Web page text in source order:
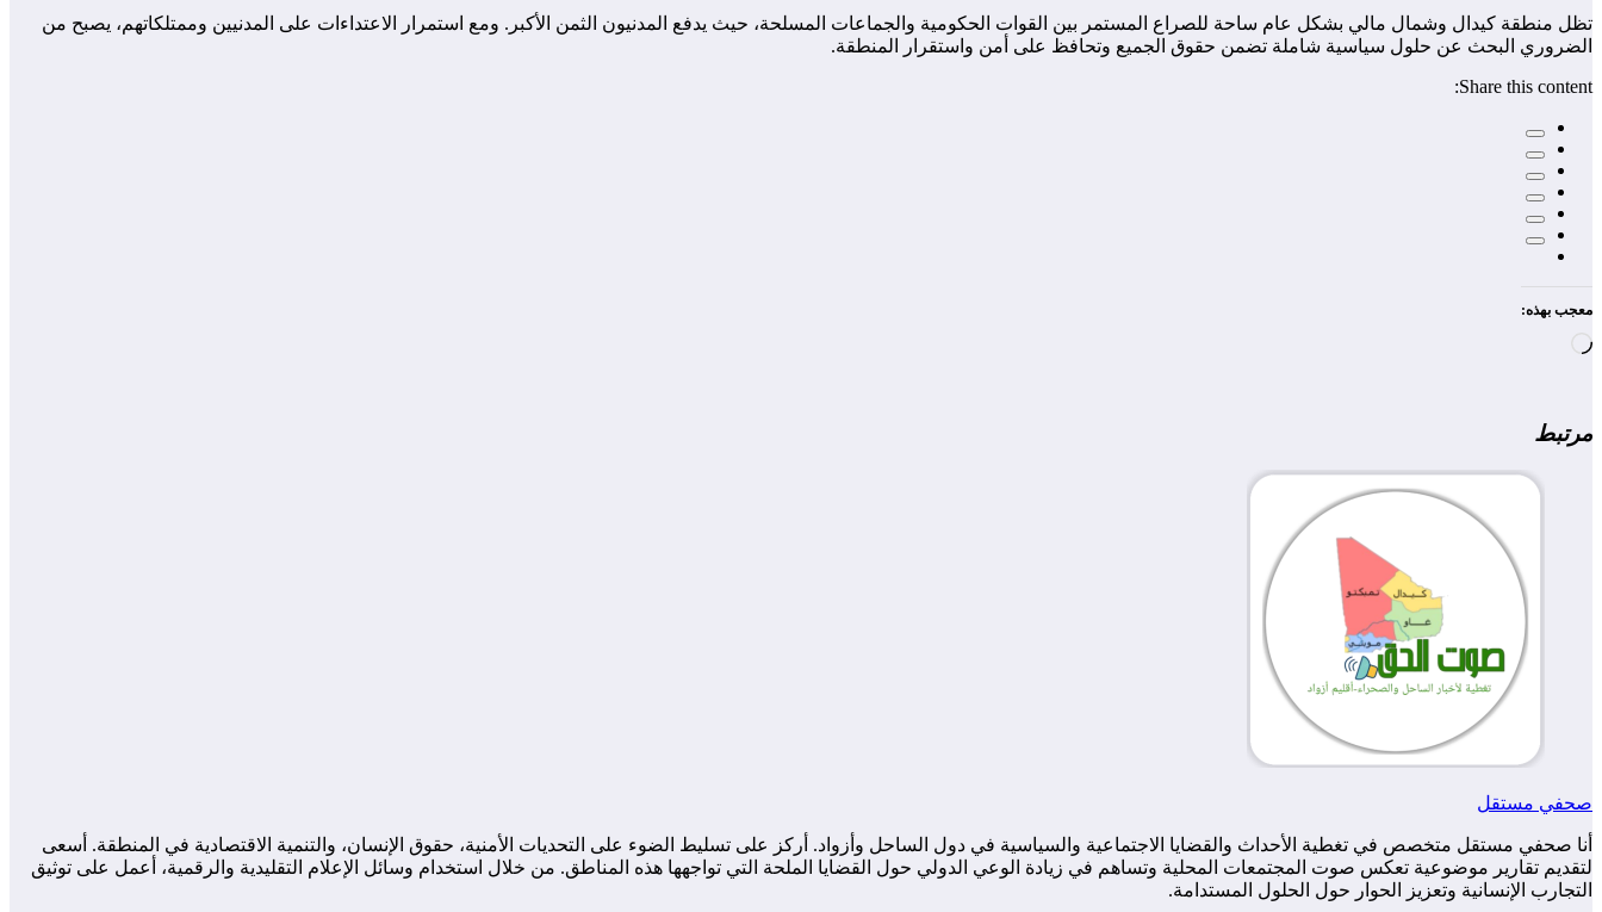
تظل منطقة كيدال وشمال مالي بشكل عام ساحة للصراع المستمر بين القوات الحكومية والجماعات المسلحة، حيث يدفع المدنيون الثمن الأكبر. ومع استمرار الاعتداءات على المدنيين وممتلكاتهم، يصبح من
الضروري البحث عن حلول سياسية شاملة تضمن حقوق الجميع وتحافظ على أمن واستقرار المنطقة.
Share this content:
معجب بهذه:
مرتبط
صحفي مستقل
أنا صحفي مستقل متخصص في تغطية الأحداث والقضايا الاجتماعية والسياسية في دول الساحل وأزواد. أركز على تسليط الضوء على التحديات الأمنية، حقوق الإنسان، والتنمية الاقتصادية في المنطقة. أسعى
لتقديم تقارير موضوعية تعكس صوت المجتمعات المحلية وتساهم في زيادة الوعي الدولي حول القضايا الملحة التي تواجهها هذه المناطق. من خلال استخدام وسائل الإعلام التقليدية والرقمية، أعمل على توثيق
التجارب الإنسانية وتعزيز الحوار حول الحلول المستدامة.